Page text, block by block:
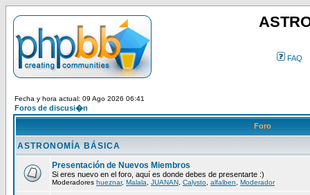
FAQ
Fecha y hora actual: 09 Ago 2026 06:41
Foros de discusi�n
Foro
ASTRONOMÍA BÁSICA
Presentación de Nuevos Miembros
Si eres nuevo en el foro, aquí es donde debes de presentarte :)
Moderadores hueznar, Malala JUANAN Calysto alfalben Moderador